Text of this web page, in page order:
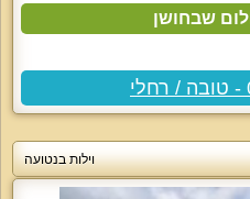
שבחושן
וילות בנטועה